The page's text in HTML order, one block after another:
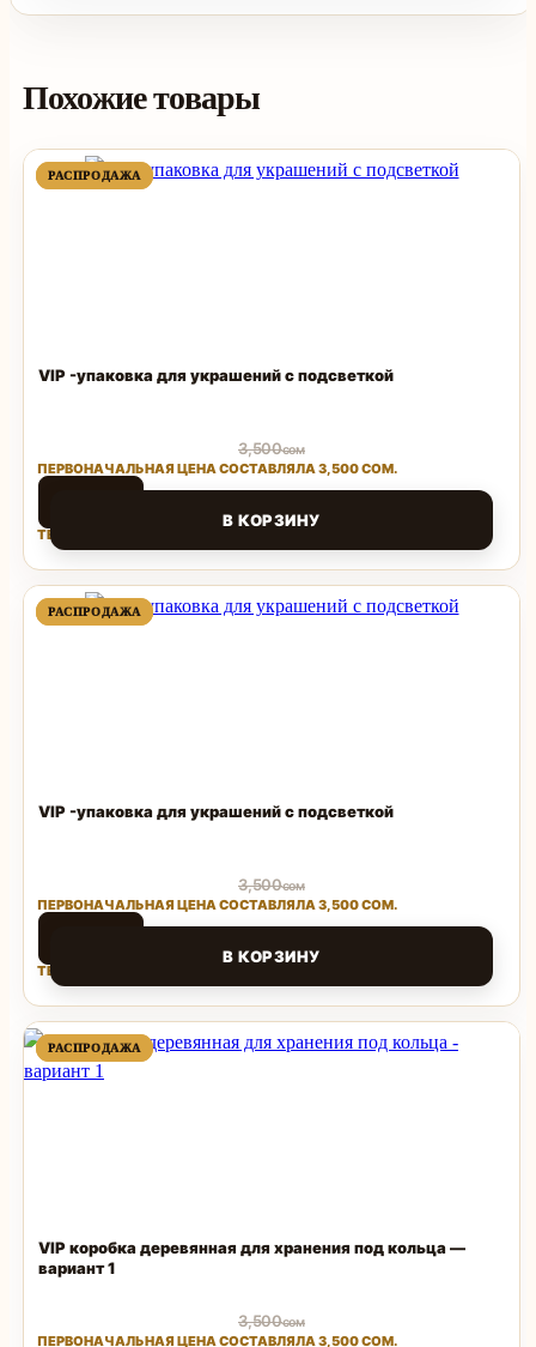
Похожие товары
РАСПРОДАЖА ПРОДАВАЕМЫЙ
ТОВАР
РАСПРОДАЖА ПРОДАВАЕМЫЙ
ТОВАР
VIP -упаковка для украшений с подсветкой
3,500сом
ПЕРВОНАЧАЛЬНАЯ ЦЕНА СОСТАВЛЯЛА 3,500 СОМ.
ТЕКУЩАЯ ЦЕНА: 1,500 СОМ.
В КОРЗИНУ
Поделиться
РАСПРОДАЖА ПРОДАВАЕМЫЙ
ТОВАР
РАСПРОДАЖА ПРОДАВАЕМЫЙ
ТОВАР
VIP -упаковка для украшений с подсветкой
3,500сом
ПЕРВОНАЧАЛЬНАЯ ЦЕНА СОСТАВЛЯЛА 3,500 СОМ.
ТЕКУЩАЯ ЦЕНА: 1,500 СОМ.
В КОРЗИНУ
Поделиться
РАСПРОДАЖА ПРОДАВАЕМЫЙ
ТОВАР
РАСПРОДАЖА ПРОДАВАЕМЫЙ
ТОВАР
VIP коробка деревянная для хранения под кольца —
вариант 1
3,500сом
ПЕРВОНАЧАЛЬНАЯ ЦЕНА СОСТАВЛЯЛА 3,500 СОМ.